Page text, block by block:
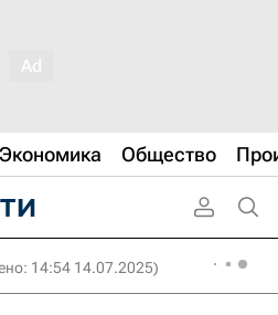
Экономика Общество
14:54 14.07.2025)